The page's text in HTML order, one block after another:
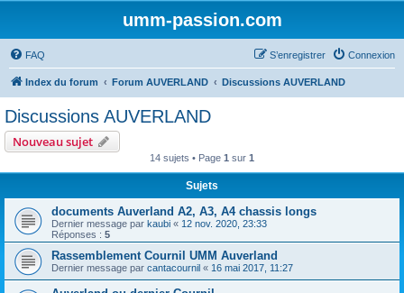
umm-passion.com
FAQ Connexion
S’enregistrer
Index du forum Forum AUVERLAND Discussions AUVERLAND
Discussions AUVERLAND
Nouveau sujet
14 sujets • Page 1 sur 1
Sujets
documents Auverland A2, A3, A4 chassis longs
Dernier message par kaubi « 12 nov. 2020, 23:33
Réponses : 5
Rassemblement Cournil UMM Auverland
Dernier message par cantacournil « 16 mai 2017, 11:27